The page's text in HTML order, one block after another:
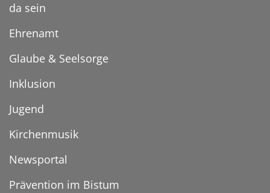
da sein
Ehrenamt
Glaube & Seelsorge
Inklusion
Jugend
Kirchenmusik
Newsportal
Prävention im Bistum